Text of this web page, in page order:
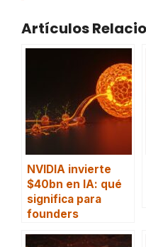
Artículos
NVIDIA invierte
$40bn en IA: qué
significa para
founders